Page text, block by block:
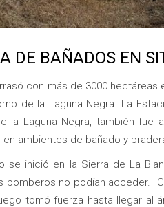
DE BAÑADOS EN
con más de 3000
de la Laguna Negra. La
la Laguna Negra, también fue
en ambientes de bañado y
se inició en la Sierra de La
bomberos no podían acceder.
tomó fuerza hasta llegar al